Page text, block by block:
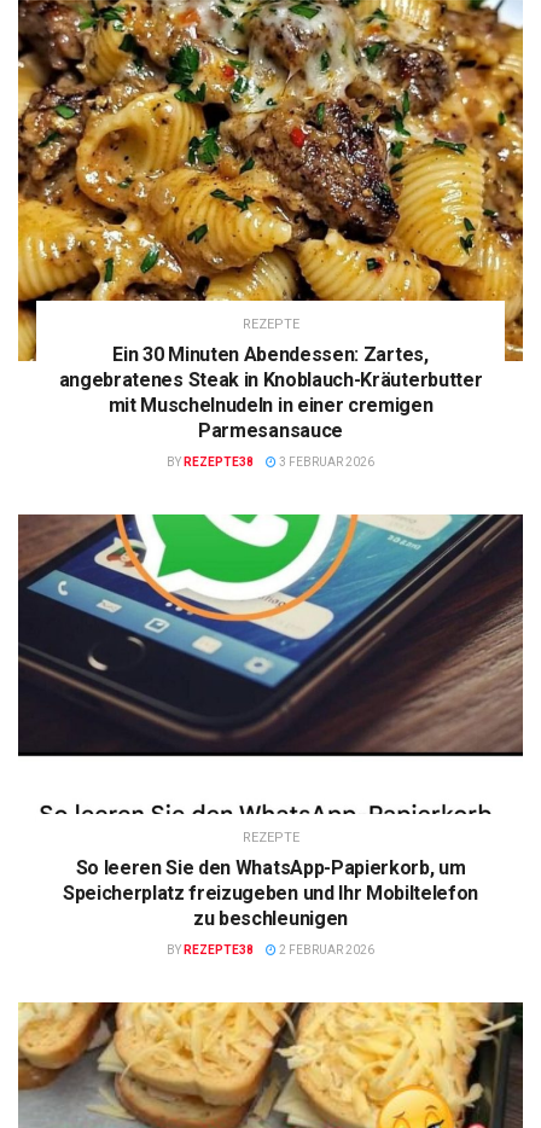
REZEPTE
Ein 30 Minuten Abendessen: Zartes,
angebratenes Steak in Knoblauch-Kräuterbutter
mit Muschelnudeln in einer cremigen
Parmesansauce
BY REZEPTE38 3 FEBRUAR 2026
REZEPTE
So leeren Sie den WhatsApp-Papierkorb, um
Speicherplatz freizugeben und Ihr Mobiltelefon
zu beschleunigen
BY REZEPTE38 2 FEBRUAR 2026